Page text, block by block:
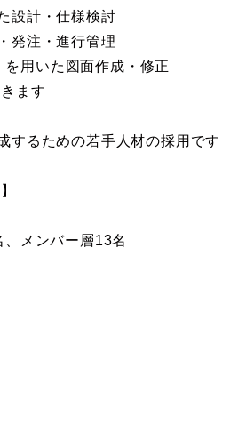
設計・仕様検討
発注・進行管理
用いた図面作成・修正
ます
するための若手人材の採用です
メンバー層13名